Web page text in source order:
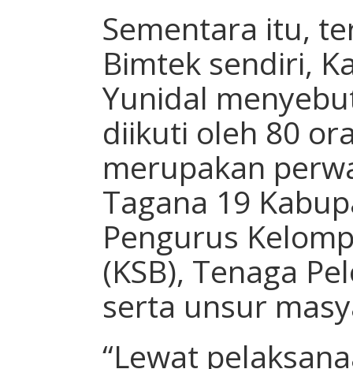
Sementara itu,
Bimtek sendiri,
Yunidal
diikuti oleh 80
merupakan
Tagana 19
Pengurus
(KSB), Tenaga
serta unsur
“Lewat